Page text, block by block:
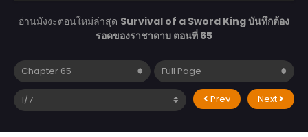
อ่านมังงะตอนใหม่ล่าสุด Survival of a Sword King บันทึกต้อง
รอดของราชาดาบ ตอนที่ 65
Prev Next